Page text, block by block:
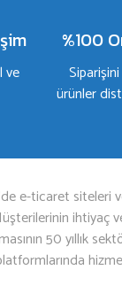
ve
%100
ürünler
e-ticaret siteleri
ihtiyaç
50 yıllık